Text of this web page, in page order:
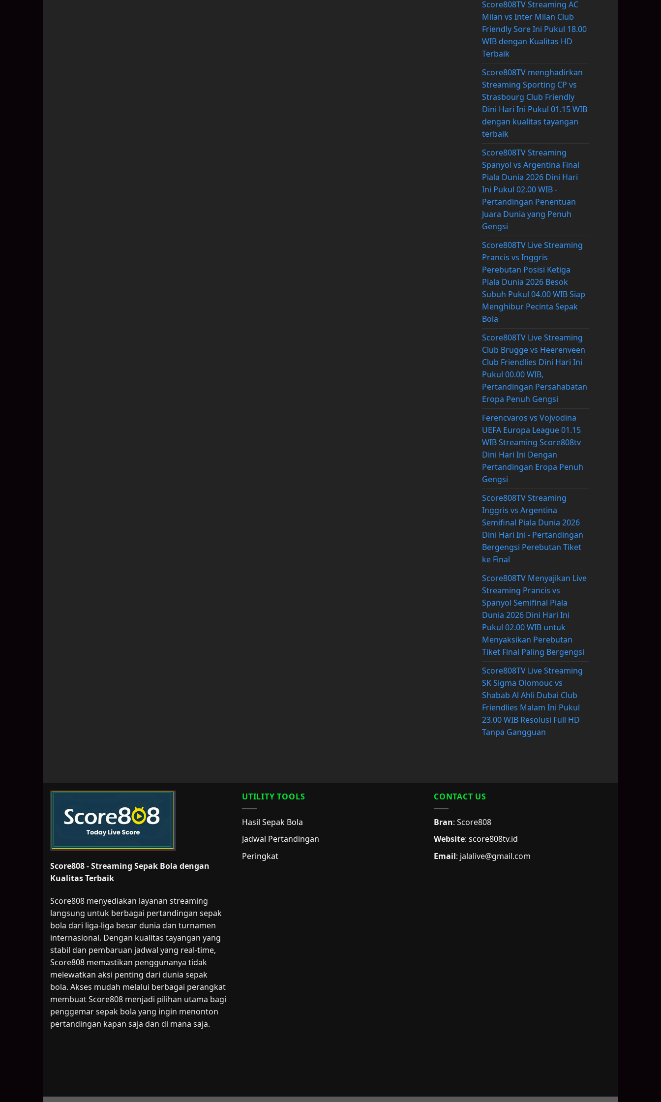
Score808TV Streaming AC
Milan vs Inter Milan Club
Friendly Sore Ini Pukul 18.00
WIB dengan Kualitas HD
Terbaik
Score808TV menghadirkan
Streaming Sporting CP vs
Strasbourg Club Friendly
Dini Hari Ini Pukul 01.15 WIB
dengan kualitas tayangan
terbaik
Score808TV Streaming
Spanyol vs Argentina Final
Piala Dunia 2026 Dini Hari
Ini Pukul 02.00 WIB -
Pertandingan Penentuan
Juara Dunia yang Penuh
Gengsi
Score808TV Live Streaming
Prancis vs Inggris
Perebutan Posisi Ketiga
Piala Dunia 2026 Besok
Subuh Pukul 04.00 WIB Siap
Menghibur Pecinta Sepak
Bola
Score808TV Live Streaming
Club Brugge vs Heerenveen
Club Friendlies Dini Hari Ini
Pukul 00.00 WIB,
Pertandingan Persahabatan
Eropa Penuh Gengsi
Ferencvaros vs Vojvodina
UEFA Europa League 01.15
WIB Streaming Score808tv
Dini Hari Ini Dengan
Pertandingan Eropa Penuh
Gengsi
Score808TV Streaming
Inggris vs Argentina
Semifinal Piala Dunia 2026
Dini Hari Ini - Pertandingan
Bergengsi Perebutan Tiket
ke Final
Score808TV Menyajikan Live
Streaming Prancis vs
Spanyol Semifinal Piala
Dunia 2026 Dini Hari Ini
Pukul 02.00 WIB untuk
Menyaksikan Perebutan
Tiket Final Paling Bergengsi
Score808TV Live Streaming
SK Sigma Olomouc vs
Shabab Al Ahli Dubai Club
Friendlies Malam Ini Pukul
23.00 WIB Resolusi Full HD
Tanpa Gangguan
Score808 - Streaming Sepak Bola dengan
Kualitas Terbaik
Score808 menyediakan layanan streaming
langsung untuk berbagai pertandingan sepak
bola dari liga-liga besar dunia dan turnamen
internasional. Dengan kualitas tayangan yang
stabil dan pembaruan jadwal yang real-time,
Score808 memastikan penggunanya tidak
melewatkan aksi penting dari dunia sepak
bola. Akses mudah melalui berbagai perangkat
membuat Score808 menjadi pilihan utama bagi
penggemar sepak bola yang ingin menonton
pertandingan kapan saja dan di mana saja.
UTILITY TOOLS
Hasil Sepak Bola
Jadwal Pertandingan
Peringkat
CONTACT US
Bran: Score808
Website: score808tv.id
Email: jalalive@gmail.com